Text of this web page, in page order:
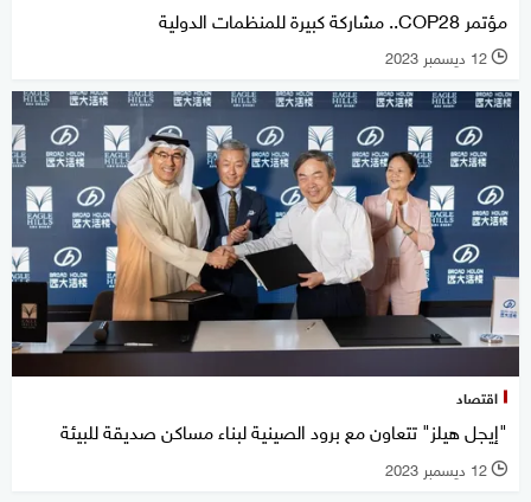
مؤتمر COP28.. مشاركة كبيرة للمنظمات الدولية
l 12 ديسمبر 2023
اقتصاد
"إيجل هيلز" تتعاون مع برود الصينية لبناء مساكن صديقة للبيئة
l 12 ديسمبر 2023